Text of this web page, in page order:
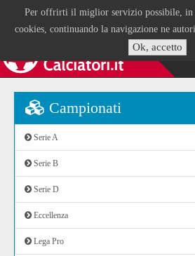
Per offrirti il miglior servizio possibile, in
cookies, continuando la navigazione ne
Ok, accetto
Campionati
Serie A
Serie B
Serie D
Eccellenza
Lega Pro